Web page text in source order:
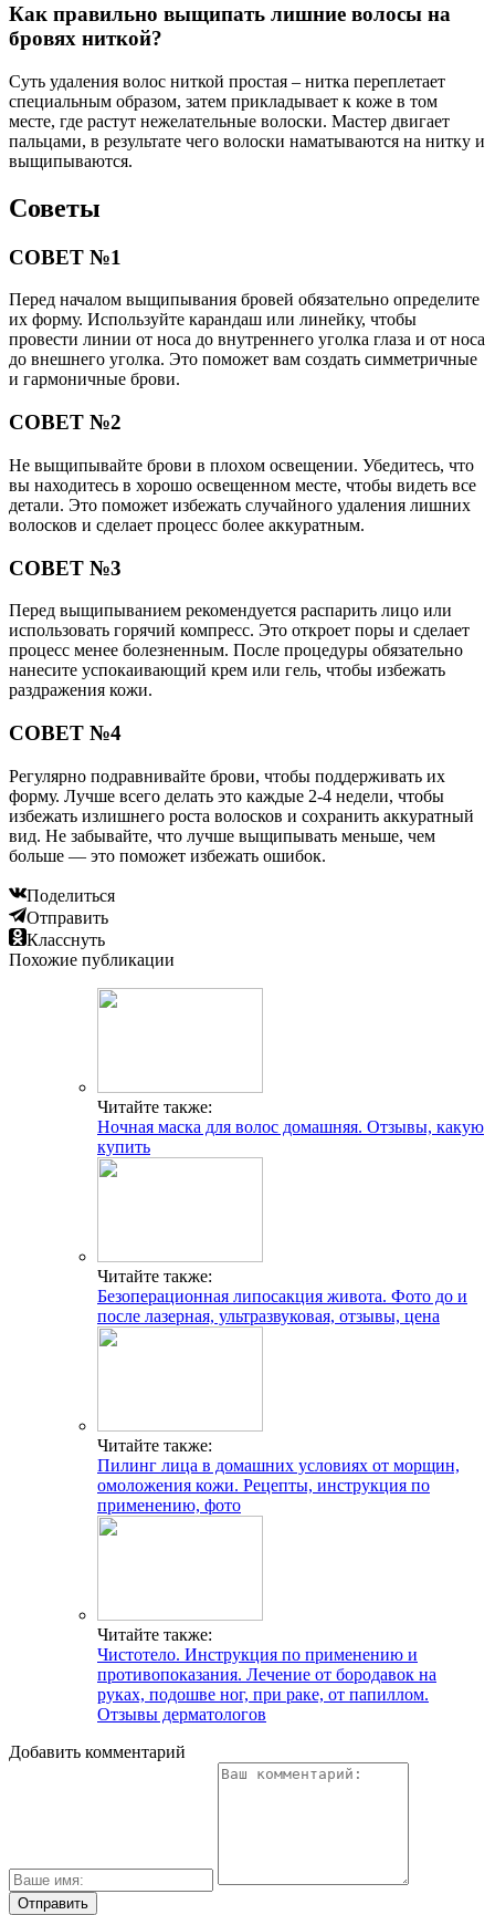
Как правильно выщипать лишние волосы на
бровях ниткой?
Суть удаления волос ниткой простая – нитка переплетает
специальным образом, затем прикладывает к коже в том
месте, где растут нежелательные волоски. Мастер двигает
пальцами, в результате чего волоски наматываются на нитку и
выщипываются.
Советы
СОВЕТ №1
Перед началом выщипывания бровей обязательно определите
их форму. Используйте карандаш или линейку, чтобы
провести линии от носа до внутреннего уголка глаза и от носа
до внешнего уголка. Это поможет вам создать симметричные
и гармоничные брови.
СОВЕТ №2
Не выщипывайте брови в плохом освещении. Убедитесь, что
вы находитесь в хорошо освещенном месте, чтобы видеть все
детали. Это поможет избежать случайного удаления лишних
волосков и сделает процесс более аккуратным.
СОВЕТ №3
Перед выщипыванием рекомендуется распарить лицо или
использовать горячий компресс. Это откроет поры и сделает
процесс менее болезненным. После процедуры обязательно
нанесите успокаивающий крем или гель, чтобы избежать
раздражения кожи.
СОВЕТ №4
Регулярно подравнивайте брови, чтобы поддерживать их
форму. Лучше всего делать это каждые 2-4 недели, чтобы
избежать излишнего роста волосков и сохранить аккуратный
вид. Не забывайте, что лучше выщипывать меньше, чем
больше — это поможет избежать ошибок.
Поделиться
Отправить
Класснуть
Похожие публикации
Читайте также:
Ночная маска для волос домашняя. Отзывы, какую
купить
Читайте также:
Безоперационная липосакция живота. Фото до и
после лазерная, ультразвуковая, отзывы, цена
Читайте также:
Пилинг лица в домашних условиях от морщин,
омоложения кожи. Рецепты, инструкция по
применению, фото
Читайте также:
Чистотело. Инструкция по применению и
противопоказания. Лечение от бородавок на
руках, подошве ног, при раке, от папиллом.
Отзывы дерматологов
Добавить комментарий